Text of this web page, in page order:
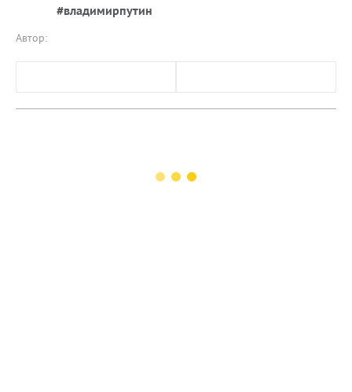
#владимирпутин
Автор: